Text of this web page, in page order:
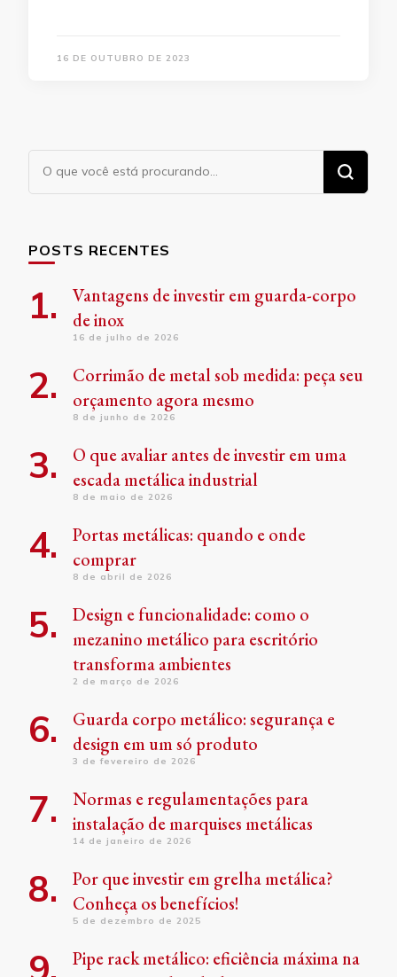
16 DE OUTUBRO DE 2023
Procurando
algo?
POSTS RECENTES
Vantagens de investir em guarda-corpo
de inox
16 de julho de 2026
Corrimão de metal sob medida: peça seu
orçamento agora mesmo
8 de junho de 2026
O que avaliar antes de investir em uma
escada metálica industrial
8 de maio de 2026
Portas metálicas: quando e onde
comprar
8 de abril de 2026
Design e funcionalidade: como o
mezanino metálico para escritório
transforma ambientes
2 de março de 2026
Guarda corpo metálico: segurança e
design em um só produto
3 de fevereiro de 2026
Normas e regulamentações para
instalação de marquises metálicas
14 de janeiro de 2026
Por que investir em grelha metálica?
Conheça os benefícios!
5 de dezembro de 2025
Pipe rack metálico: eficiência máxima na